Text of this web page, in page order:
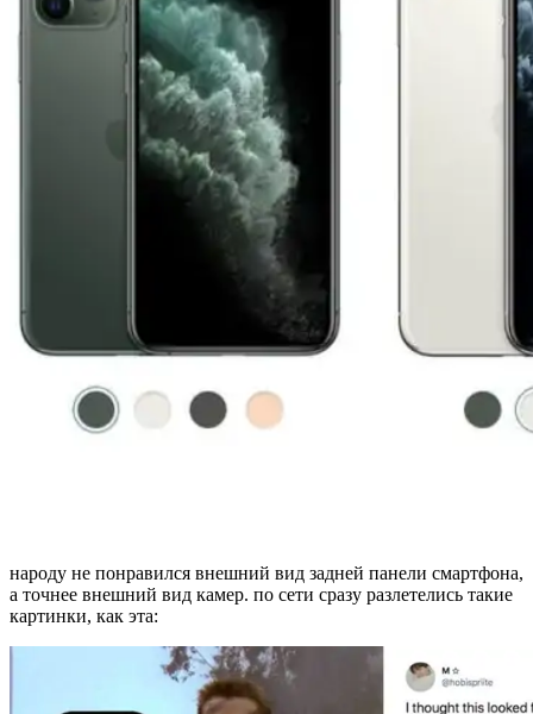
народу не понравился внешний вид задней панели смартфона,
а точнее внешний вид камер. по сети сразу разлетелись такие
картинки, как эта: